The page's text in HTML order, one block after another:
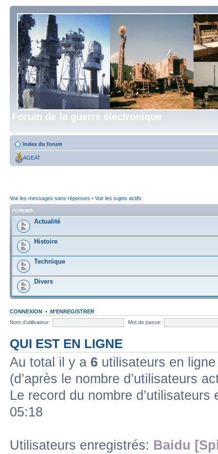
Forum de la guerre électronique
Index du forum
AGEAT
Voir les messages sans réponses • Voir les sujets actifs
FORUMS
Actualité
Histoire
Technique
Divers
CONNEXION • M’ENREGISTRER
Nom d’utilisateur:
Mot de passe:
QUI EST EN LIGNE
Au total il y a 6 utilisateurs en
(d’après le nombre d’utilisateurs
Le record du nombre
05:18
Utilisateurs enregistrés: Baidu